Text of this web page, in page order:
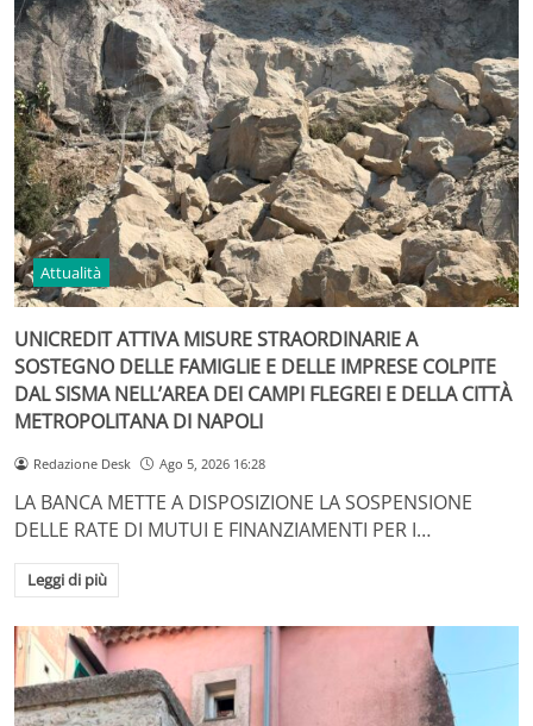
Attualità
UNICREDIT ATTIVA MISURE STRAORDINARIE A
SOSTEGNO DELLE FAMIGLIE E DELLE IMPRESE COLPITE
DAL SISMA NELL’AREA DEI CAMPI FLEGREI E DELLA CITTÀ
METROPOLITANA DI NAPOLI
Redazione Desk Ago 5, 2026 16:28
LA BANCA METTE A DISPOSIZIONE LA SOSPENSIONE
DELLE RATE DI MUTUI E FINANZIAMENTI PER I…
Leggi di più